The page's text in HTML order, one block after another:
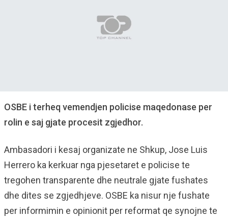
OSBE i terheq vemendjen policise maqedonase per
rolin e saj gjate procesit zgjedhor.
Ambasadori i kesaj organizate ne Shkup, Jose Luis
Herrero ka kerkuar nga pjesetaret e policise te
tregohen transparente dhe neutrale gjate fushates
dhe dites se zgjedhjeve. OSBE ka nisur nje fushate
per informimin e opinionit per reformat qe synojne te